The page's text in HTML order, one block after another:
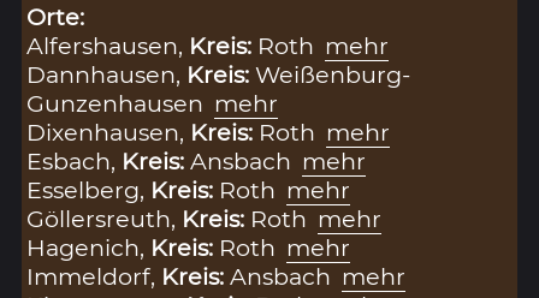
Orte:
Alfershausen, Kreis: Roth mehr
Dannhausen, Kreis:Weißenburg-
Gunzenhausen mehr
Dixenhausen, Kreis: Roth mehr
Esbach, Kreis:Ansbach mehr
Esselberg, Kreis: Roth mehr
Göllersreuth, Kreis: Roth mehr
Hagenich, Kreis: Roth mehr
Immeldorf, Kreis:Ansbach mehr